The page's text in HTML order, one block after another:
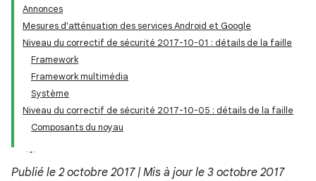
Annonces
Mesures d'atténuation des services Android et Google
Niveau du correctif de sécurité 2017-10-01 : détails de la faille
Framework
Framework multimédia
Système
Niveau du correctif de sécurité 2017-10-05 : détails de la faille
Composants du noyau
Publié le 2 octobre 2017 | Mis à jour le 3 octobre 2017